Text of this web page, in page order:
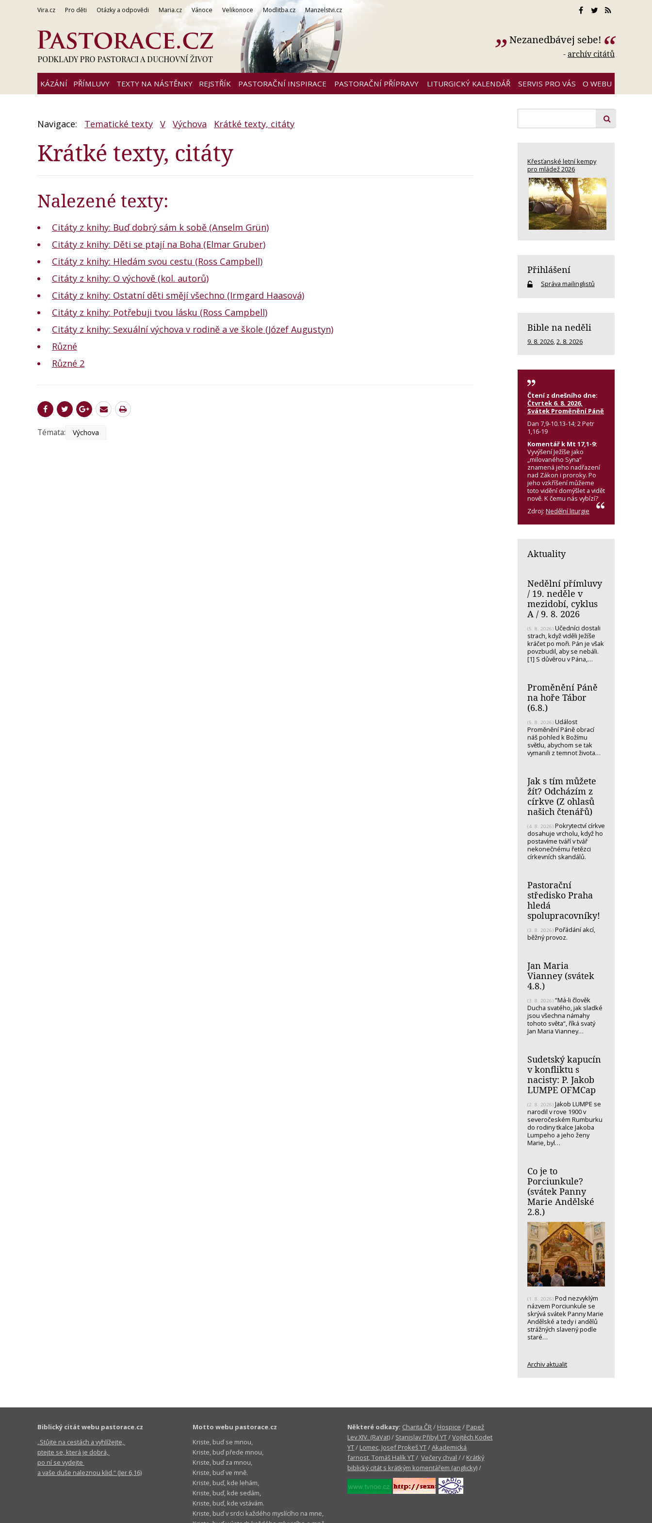
Vira.cz Pro děti Otázky a odpovědi Maria.cz Vánoce Velikonoce Modlitba.cz Manzelstvi.cz
Nezanedbávej sebe!
-archív citátů
KÁZÁNÍ PŘÍMLUVY TEXTY NA NÁSTĚNKY REJSTŘÍK PASTORAČNÍ INSPIRACE PASTORAČNÍ PŘÍPRAVY LITURGICKÝ KALENDÁŘ SERVIS PRO VÁS O WEBU
Navigace: Tematické texty V Výchova Krátké texty, citáty
Krátké texty, citáty
Nalezené texty:
Citáty z knihy: Buď dobrý sám k sobě (Anselm Grün)
Citáty z knihy: Děti se ptají na Boha (Elmar Gruber)
Citáty z knihy: Hledám svou cestu (Ross Campbell)
Citáty z knihy: O výchově (kol. autorů)
Citáty z knihy: Ostatní děti smějí všechno (Irmgard Haasová)
Citáty z knihy: Potřebuji tvou lásku (Ross Campbell)
Citáty z knihy: Sexuální výchova v rodině a ve škole (Józef Augustyn)
Různé
Různé 2
Témata: Výchova
Křesťanské letní kempy
pro mládež 2026
Přihlášení
Správa mailinglistů
Bible na neděli
9. 8. 2026 2. 8. 2026
Čtení z dnešního dne:
Čtvrtek 6. 8. 2026,
Svátek Proměnění Páně
Dan 7,9-10.13-14; 2 Petr
1,16-19
Komentář k Mt 17,1-9:
Vyvýšení Ježíše jako
„milovaného Syna“
znamená jeho nadřazení
nad Zákon i proroky. Po
jeho vzkříšení můžeme
toto vidění domýšlet a vidět
nově. K čemu nás vybízí?
Zdroj: Nedělní liturgie
Aktuality
Nedělní přímluvy
/ 19. neděle v
mezidobí, cyklus
A / 9. 8. 2026
(5. 8. 2026) Učedníci dostali
strach, když viděli Ježíše
kráčet po moři. Pán je však
povzbudil, aby se nebáli.
[1] S důvěrou v Pána,…
Proměnění Páně
na hoře Tábor
(6.8.)
(5. 8. 2026) Událost
Proměnění Páně obrací
náš pohled k Božímu
světlu, abychom se tak
vymanili z temnot života…
Jak s tím můžete
žít? Odcházím z
církve (Z ohlasů
našich čtenářů)
(4. 8. 2026) Pokrytectví církve
dosahuje vrcholu, když ho
postavíme tváří v tvář
nekonečnému řetězci
církevních skandálů.
Pastorační
středisko Praha
hledá
spolupracovníky!
(3. 8. 2026) Pořádání akcí,
běžný provoz.
Jan Maria
Vianney (svátek
4.8.)
(3. 8. 2026) “Má-li člověk
Ducha svatého, jak sladké
jsou všechna námahy
tohoto světa“, říká svatý
Jan Maria Vianney…
Sudetský kapucín
v konfliktu s
nacisty: P. Jakob
LUMPE OFMCap
(2. 8. 2026) Jakob LUMPE se
narodil v rove 1900 v
severočeském Rumburku
do rodiny tkalce Jakoba
Lumpeho a jeho ženy
Marie, byl…
Co je to
Porciunkule?
(svátek Panny
Marie Andělské
2.8.)
(1. 8. 2026) Pod nezvyklým
názvem Porciunkule se
skrývá svátek Panny Marie
Andělské a tedy i andělů
strážných slavený podle
staré…
Archiv aktualit
Biblický citát webu pastorace.cz
„Stůjte na cestách a vyhlížejte,
ptejte se, která je dobrá,
po ní se vydejte
a vaše duše naleznou klid.“ (Jer 6,16)
Motto webu pastorace.cz
Kriste, buď se mnou,
Kriste, buď přede mnou,
Kriste, buď za mnou,
Kriste, buď ve mně.
Kriste, buď, kde lehám,
Kriste, buď, kde sedám,
Kriste, buď, kde vstávám.
Kriste, buď v srdci každého myslícího na mne,
Některé odkazy: Charita ČR/ Hospice / Papež
Lev XIV. (RaVat)/ Stanislav Přibyl YT/Vojtěch Kodet
YT/ Lomec, Josef Prokeš YT/Akademická
farnost, Tomáš Halík YT/Večery chval / / Krátký
biblický citát s krátkým komentářem (anglicky)/